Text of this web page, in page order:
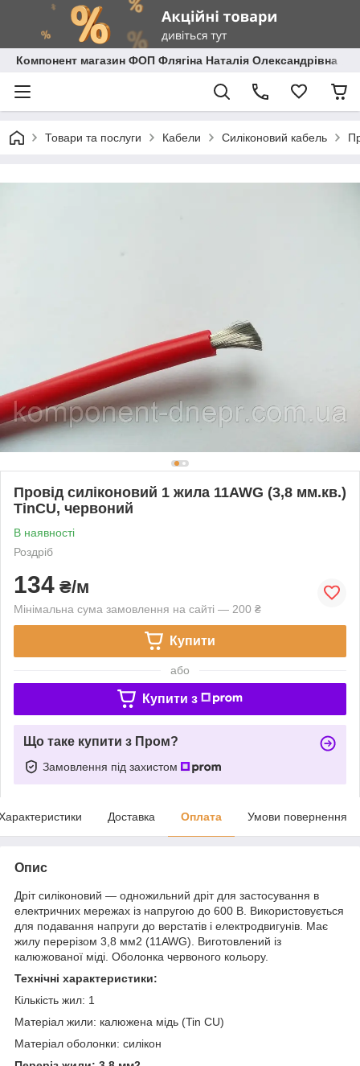
Компонент магазин ФОП Флягіна Наталія Олександрівна
Товари та послуги Кабели Силіконовий кабель
Провід силіконовий 1 жила 11AWG (3,8 мм.кв.)
TinCU, червоний
В наявності
Роздріб
134 ₴/м
Мінімальна сума замовлення на сайті — 200 ₴
Купити
або
Купити з
Що таке купити з Пром?
Замовлення під захистом
Доставка Оплата Умови повернення
Опис
Дріт силіконовий — одножильний дріт для застосування в
електричних мережах із напругою до 600 В. Використовується
для подавання напруги до верстатів і електродвигунів. Має
жилу перерізом 3,8 мм2 (11AWG). Виготовлений із
калюжованої міді. Оболонка червоного кольору.
Технічні характеристики:
Кількість жил: 1
Матеріал жили: калюжена мідь (Tin CU)
Матеріал оболонки: силікон